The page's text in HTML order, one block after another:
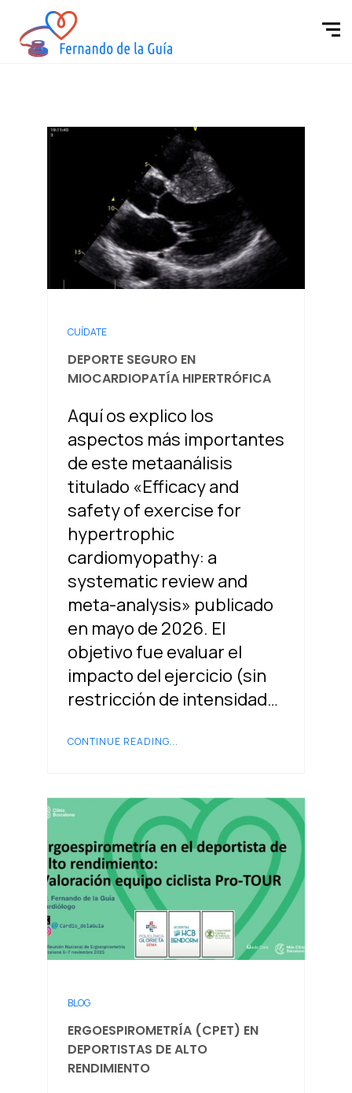
CUÍDATE
DEPORTE SEGURO EN
MIOCARDIOPATÍA HIPERTRÓFICA
Aquí os explico los
aspectos más importantes
de este metaanálisis
titulado «Efficacy and
safety of exercise for
hypertrophic
cardiomyopathy: a
systematic review and
meta-analysis» publicado
en mayo de 2026. El
objetivo fue evaluar el
impacto del ejercicio (sin
restricción de intensidad…
CONTINUE READING...
BLOG
ERGOESPIROMETRÍA (CPET) EN
DEPORTISTAS DE ALTO
RENDIMIENTO